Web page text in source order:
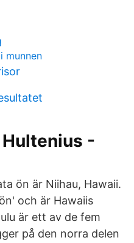
munnen
Hultenius -
ön är Niihau, Hawaii.
och är Hawaiis
är ett av de fem
på den norra delen